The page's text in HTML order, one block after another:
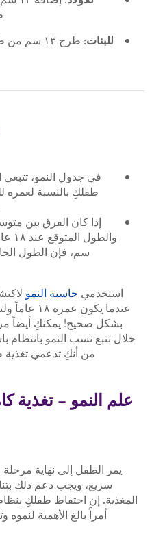
للبنات
: طرح ١٣
في جدول النمو، تتبعي
طفلكِ بالنسبة لعمره
إذا كان الفرق بين
سم، فإن الطول
استخدمي حاسبة النمو
عندما
بشكل صحيح! يمكنكِ أيضاً
خلال تتبع نسب النمو بانتظام
من أنكِ تدعمي تغذية
علم النمو – تغذية
يمر الطفل إلى نهاية
سريع، ويجب دعم ذلك
المغذية. إن احتفاظ طفلكِ
أمراً بالغ الأهمية